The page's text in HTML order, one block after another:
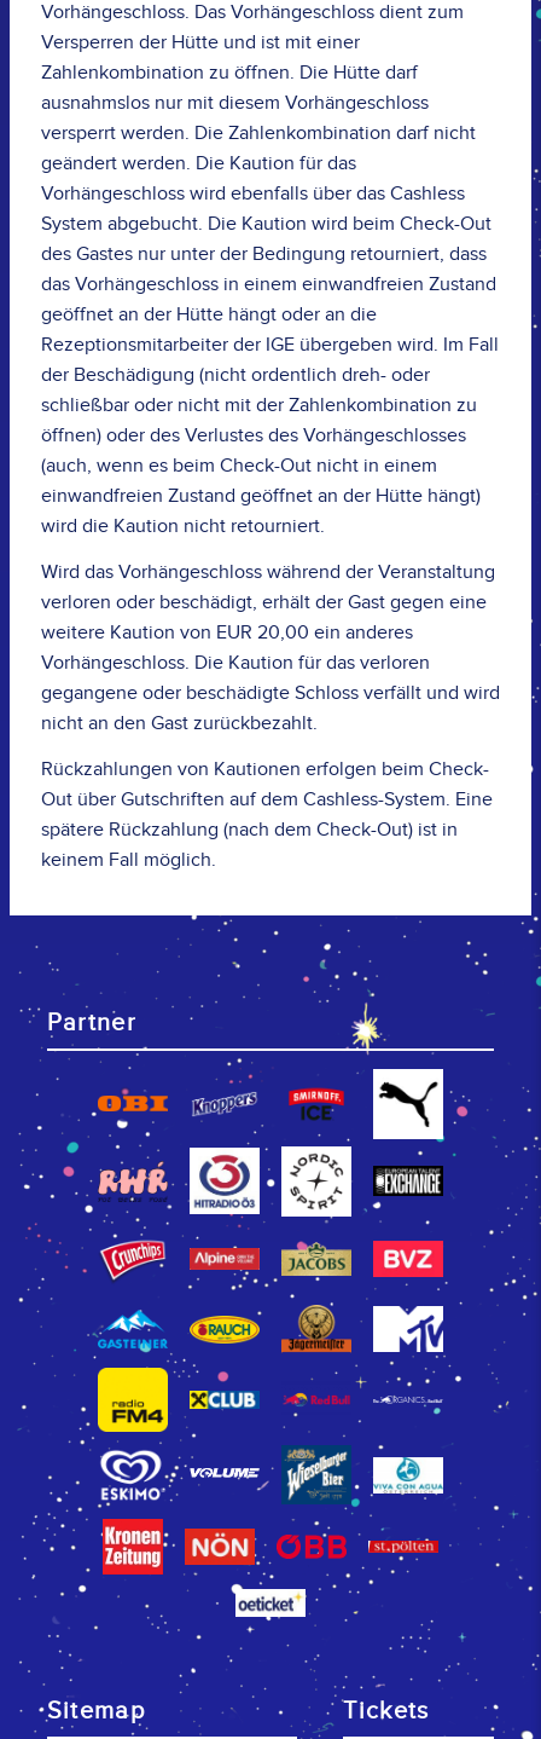
Vorhängeschloss. Das Vorhängeschloss dient zum
Versperren der Hütte und ist mit einer
Zahlenkombination zu öffnen. Die Hütte darf
ausnahmslos nur mit diesem Vorhängeschloss
versperrt werden. Die Zahlenkombination darf nicht
geändert werden. Die Kaution für das
Vorhängeschloss wird ebenfalls über das Cashless
System abgebucht. Die Kaution wird beim Check-Out
des Gastes nur unter der Bedingung retourniert, dass
das Vorhängeschloss in einem einwandfreien Zustand
geöffnet an der Hütte hängt oder an die
Rezeptionsmitarbeiter der IGE übergeben wird. Im Fall
der Beschädigung (nicht ordentlich dreh- oder
schließbar oder nicht mit der Zahlenkombination zu
öffnen) oder des Verlustes des Vorhängeschlosses
(auch, wenn es beim Check-Out nicht in einem
einwandfreien Zustand geöffnet an der Hütte hängt)
wird die Kaution nicht retourniert.
Wird das Vorhängeschloss während der Veranstaltung
verloren oder beschädigt, erhält der Gast gegen eine
weitere Kaution von EUR 20,00 ein anderes
Vorhängeschloss. Die Kaution für das verloren
gegangene oder beschädigte Schloss verfällt und wird
nicht an den Gast zurückbezahlt.
Rückzahlungen von Kautionen erfolgen beim Check-
Out über Gutschriften auf dem Cashless-System. Eine
spätere Rückzahlung (nach dem Check-Out) ist in
keinem Fall möglich.
Partner
Sitemap Tickets